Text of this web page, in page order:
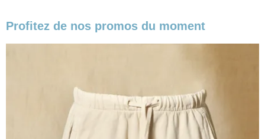
Profitez de nos promos du moment